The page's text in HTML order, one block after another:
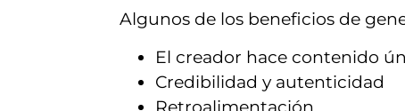
Algunos de los beneficios de
El creador hace contenido
Credibilidad y autenticidad
Retroalimentación